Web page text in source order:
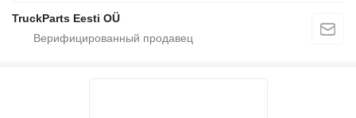
TruckParts Eesti OÜ